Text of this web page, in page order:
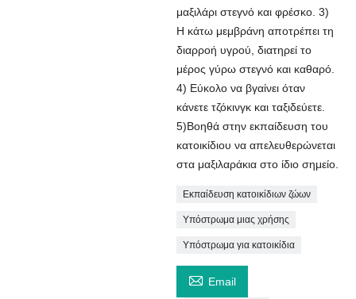
μαξιλάρι στεγνό και φρέσκο. 3)
Η κάτω μεμβράνη αποτρέπει τη
διαρροή υγρού, διατηρεί το
μέρος γύρω στεγνό και καθαρό.
4) Εύκολο να βγαίνει όταν
κάνετε τζόκινγκ και ταξιδεύετε.
5)Βοηθά στην εκπαίδευση του
κατοικίδιου να απελευθερώνεται
στα μαξιλαράκια στο ίδιο σημείο.
Εκπαίδευση κατοικίδιων ζώων
Υπόστρωμα μιας χρήσης
Υπόστρωμα για κατοικίδια
 Email